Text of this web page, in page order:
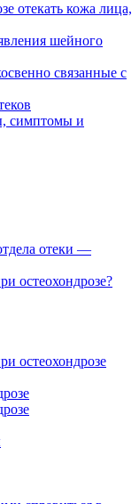
отекать кожа лица,
шейного
связанные с
симптомы и
отеки —
остеохондрозе?
остеохондрозе